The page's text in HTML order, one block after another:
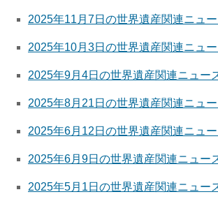
2025年11月7日の世界遺産関連ニュー
2025年10月3日の世界遺産関連ニュー
2025年9月4日の世界遺産関連ニュー
2025年8月21日の世界遺産関連ニュー
2025年6月12日の世界遺産関連ニュー
2025年6月9日の世界遺産関連ニュー
2025年5月1日の世界遺産関連ニュー